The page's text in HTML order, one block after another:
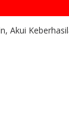
Akui